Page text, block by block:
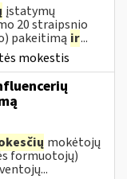
įstatymų
20 straipsnio
pakeitimą ir...
mokestis
mokėtojų
formuotojų)